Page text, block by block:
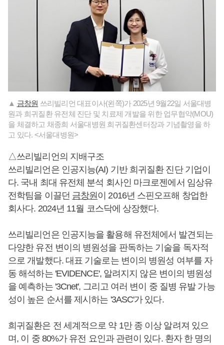
▲ 금창원 쓰리빌리언 대표이사(왼쪽)가 2025년 9월22일 서울대병
원과 희귀질환 유전체 진단 및 치료제 개발을 위한 업무협약(MOU)
을 체결하고 채종희 서울대병원 희귀질환센터장과 기념촬영을 하
고 있다. <서울대병원>
△쓰리빌리언의 지배구조
쓰리빌리언은 인공지능(AI) 기반 희귀질환 진단 기업이
다. 국내 최대 유전체 분석 회사인 마크로젠에서 임상유
전학팀을 이끌던 금창원이 2016년 스핀오프해 창업한
회사다. 2024년 11월 코스닥에 상장했다.
쓰리빌리언은 인공지능을 활용해 유전체에서 발견되는
다양한 유전 변이의 병원성을 판독하는 기술을 독자적
으로 개발했다. 대표 기술로는 변이의 병원성 여부를 자
동 해석하는 'EVIDENCE', 알려지지 않은 변이의 병원성
을 예측하는 '3Cnet', 그리고 여러 변이 중 질병 유발 가능
성이 높은 순서를 제시하는 '3ASC'가 있다.
희귀질환은 전 세계적으로 약 1만 종 이상 알려져 있으
며, 이 중 80%가 유전 요인과 관련이 있다. 환자 한 명의